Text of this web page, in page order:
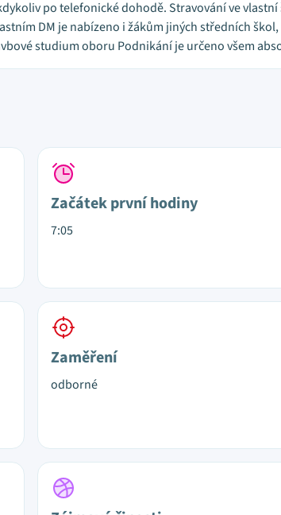
po telefonické dohodě. Stravování ve
DM je nabízeno i žákům jiných středních
studium oboru Podnikání je určeno všem
Začátek první hodiny
7:05
Zaměření
odborné